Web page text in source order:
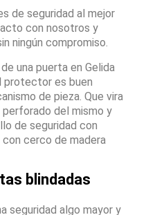
de seguridad al mejor
con nosotros y
ningún compromiso.
una puerta en Gelida
protector es buen
de pieza. Que vira
perforado del mismo y
de seguridad con
cerco de madera
blindadas
seguridad algo mayor y